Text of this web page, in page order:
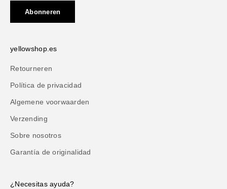
Abonneren
yellowshop.es
Retourneren
Política de privacidad
Algemene voorwaarden
Verzending
Sobre nosotros
Garantía de originalidad
¿Necesitas ayuda?